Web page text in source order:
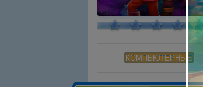
КОМПЬЮТЕРНЫЕ